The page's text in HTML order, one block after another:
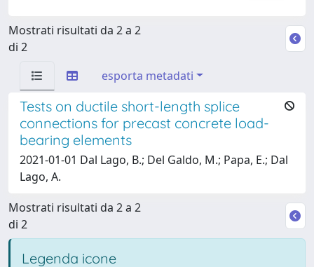
Mostrati risultati da 2 a 2
di 2
esporta metadati
Tests on ductile short-length splice
connections for precast concrete load-
bearing elements
2021-01-01 Dal Lago, B.; Del Galdo, M.; Papa, E.; Dal
Lago, A.
Mostrati risultati da 2 a 2
di 2
Legenda icone